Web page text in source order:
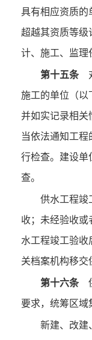
具有相应资质的
超越其资质等级
计、施工、监理
第十五条对
施工的单位（以
并如实记录相关
当依法通知工
行检查。建设单
查。
供水工程竣
收；未经验收或
水工程竣工验收
关档案机构移交
第十六条供
要求，统筹区域
新建、改建